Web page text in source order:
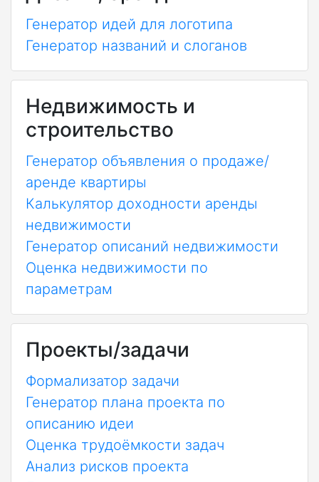
Генератор идей для логотипа
Генератор названий и слоганов
Недвижимость и
строительство
Генератор объявления о продаже/
аренде квартиры
Калькулятор доходности аренды
недвижимости
Генератор описаний недвижимости
Оценка недвижимости по
параметрам
Проекты/задачи
Формализатор задачи
Генератор плана проекта по
описанию идеи
Оценка трудоёмкости задач
Анализ рисков проекта